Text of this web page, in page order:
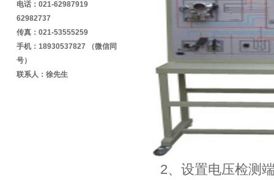
2、设置电压检测
电话：021-62987919
62982737
传真：021-53555259
手机：18930537827 （微信同
号）
联系人：徐先生